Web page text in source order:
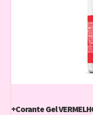
+Corante Gel